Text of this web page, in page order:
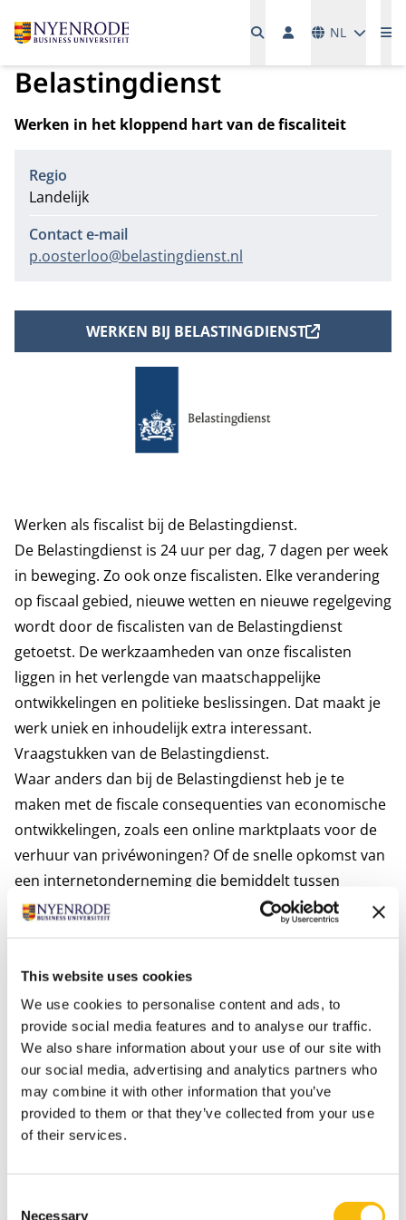
This website uses cookies
We use cookies to personalise content and ads, to
provide social media features and to analyse our traffic.
We also share information about your use of our site with
our social media, advertising and analytics partners who
may combine it with other information that you’ve
provided to them or that they’ve collected from your use
of their services.
Necessary
NL
Belastingdienst
Werken in het kloppend hart van de fiscaliteit
Regio
Landelijk
Contact e-mail
p.oosterloo@belastingdienst.nl
WERKEN BIJ BELASTINGDIENST
Werken als fiscalist bij de Belastingdienst.
De Belastingdienst is 24 uur per dag, 7 dagen per week
in beweging. Zo ook onze fiscalisten. Elke verandering
op fiscaal gebied, nieuwe wetten en nieuwe regelgeving
wordt door de fiscalisten van de Belastingdienst
getoetst. De werkzaamheden van onze fiscalisten
liggen in het verlengde van maatschappelijke
ontwikkelingen en politieke beslissingen. Dat maakt je
werk uniek en inhoudelijk extra interessant.
Vraagstukken van de Belastingdienst.
Waar anders dan bij de Belastingdienst heb je te
maken met de fiscale consequenties van economische
ontwikkelingen, zoals een online marktplaats voor de
verhuur van privéwoningen? Of de snelle opkomst van
een internetonderneming die bemiddelt tussen
reizigers en aanbieders van personenvervoer? Werken
Nederland. Dat doe je onder andere door eerlijk en
zorgvuldig belasting te heffen en te innen en fiscale
kwesties het liefst af te handelen op het moment dat
ze spelen, in plaats van achteraf.
Wat kan ik doen?
Als fiscalist kun je alle kanten op binnen de
Belastingdienst. Je kunt aan de slag als
het vaststellen van de hoogte van belastingen, maar